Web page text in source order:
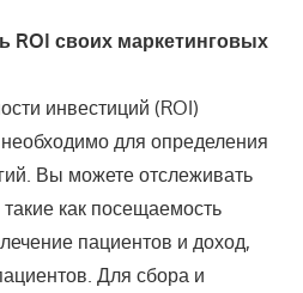
ROI своих маркетинговых
инвестиций (ROI)
для определения
Вы можете отслеживать
как посещаемость
пациентов и доход,
Для сбора и